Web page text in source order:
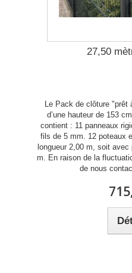
27,50
Le Pack de clôture "prêt
d’une hauteur de 153
contient : 11 panneaux
fils de 5 mm. 12 poteaux
longueur 2,00 m, soit
m. En raison de la
de nous